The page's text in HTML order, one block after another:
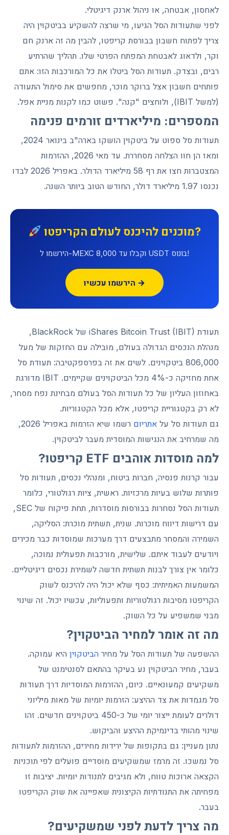
לאחסון, אבטחה, או ניהול ארנק דיגיטלי.
לפני שתעודות הסל הגיעו, מי שרצה להשקיע בביטקוין היה
צריך לפתוח חשבון בבורסת קריפטו, להבין מה זה ארנק חם
וקר, ולדאוג לאבטחת המפתח הפרטי שלו. תהליך שהרתיע
רבים, ובצדק. תעודות הסל ביטלו את כל המורכבות הזו: אתם
פותחים חשבון אצל ברוקר מוכר, מחפשים את סימול התעודה
(למשל IBIT), ולוחצים "קנה". פשוט כמו לקנות מניית אפל.
המספרים: מיליארדים זורמים פנימה
תעודות סל ספוט על ביטקוין הושקו בארה"ב בינואר 2024,
ומאז הן חוו הצלחה מסחררת. עד מאי 2026, ההזרמות
המצטברות חצו את רף 58 מיליארד הדולר. באפריל 2026 לבדו
נכנסו 1.97 מיליארד דולר, החודש הטוב ביותר השנה.
מוכנים להיכנס לעולם הקריפטו?
הירשמו ל-MEXC וקבלו עד 8,000 USDT בונוס!
הירשמו עכשיו →
תעודת iShares Bitcoin Trust (IBIT) של BlackRock,
מנהלת הנכסים הגדולה בעולם, מובילה עם החזקות של מעל
806,000 ביטקוינים. לשים את זה בפרספקטיבה: תעודת סל
אחת מחזיקה כ-4% מכל הביטקוינים שקיימים. IBIT מדורגת
באחוזון העליון של כל תעודות הסל בעולם מבחינת נפח מסחר,
לא רק בקטגוריית קריפטו, אלא מכל הקטגוריות.
גם תעודות סל על אתריום
רשמו שיא הזרמות באפריל 2026,
מה שמרחיב את הנגישות המוסדית מעבר לביטקוין.
למה מוסדות אוהבים ETF קריפטו?
עבור קרנות פנסיה, חברות ביטוח, ומנהלי נכסים, תעודות סל
פותרות שלוש בעיות מרכזיות. ראשית, ציות רגולטורי, כלומר
תעודות הסל נסחרות בבורסות מוסדרות, תחת פיקוח של SEC,
עם דרישות דיווח מוכרות. שנית, תשתית מוכרת: הסליקה,
השמירה והמסחר מתבצעים דרך מערכות שמוסדות כבר מכירים
ויודעים לעבוד איתם. שלישית, מורכבות תפעולית נמוכה,
כלומר אין צורך לבנות תשתית חדשה לשמירת נכסים דיגיטליים.
המשמעות האמיתית: כסף שלא יכול היה להיכנס לשוק
הקריפטו מסיבות רגולטוריות ותפעוליות, עכשיו יכול. זה שינוי
מבני שמשפיע על כל השוק.
מה זה אומר למחיר הביטקוין?
ההשפעה של תעודות הסל על מחיר הביטקוין היא עמוקה.
בעבר, מחיר הביטקוין נע בעיקר בהתאם לסנטימנט של
משקיעים קמעונאיים. כיום, ההזרמות המוסדיות דרך תעודות
סל מגמדות את צד ההיצע: הזרמות יומיות של מאות מיליוני
דולרים לעומת ייצור יומי של כ-450 ביטקוינים חדשים. זהו
שינוי מהותי בדינמיקת ההיצע והביקוש.
נתון מעניין: גם בתקופות של ירידות מחירים, ההזרמות לתעודות
סל נמשכו. זה מרמז שמשקיעים מוסדיים פועלים לפי תוכניות
הקצאה ארוכות טווח, ולא מגיבים לתנודות יומיות. יציבות זו
מפחיתה את התנודתיות הקיצונית שאפיינה את שוק הקריפטו
בעבר.
מה צריך לדעת לפני שמשקיעים?